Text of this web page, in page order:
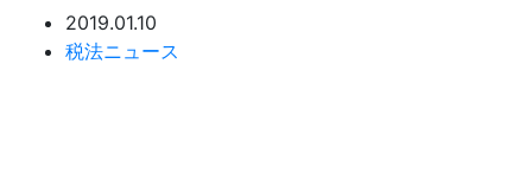
2019.01.10
税法ニュース